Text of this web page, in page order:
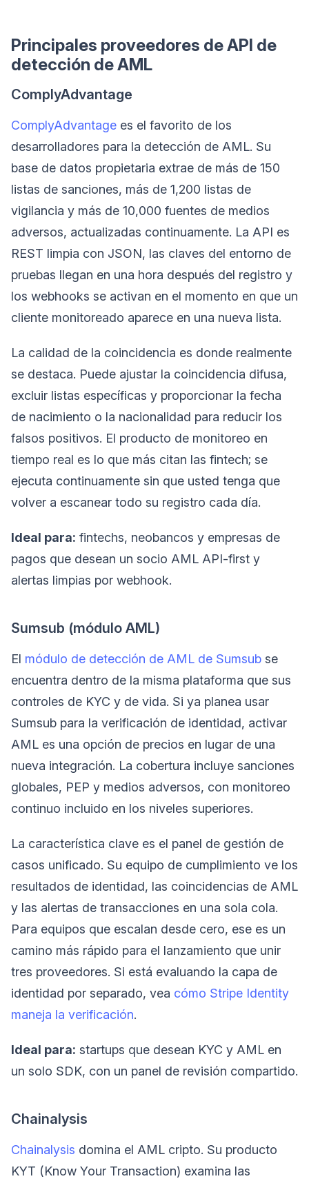
Principales proveedores de API de
detección de AML
ComplyAdvantage
ComplyAdvantage es el favorito de los
desarrolladores para la detección de AML. Su
base de datos propietaria extrae de más de 150
listas de sanciones, más de 1,200 listas de
vigilancia y más de 10,000 fuentes de medios
adversos, actualizadas continuamente. La API es
REST limpia con JSON, las claves del entorno de
pruebas llegan en una hora después del registro y
los webhooks se activan en el momento en que un
cliente monitoreado aparece en una nueva lista.
La calidad de la coincidencia es donde realmente
se destaca. Puede ajustar la coincidencia difusa,
excluir listas específicas y proporcionar la fecha
de nacimiento o la nacionalidad para reducir los
falsos positivos. El producto de monitoreo en
tiempo real es lo que más citan las fintech; se
ejecuta continuamente sin que usted tenga que
volver a escanear todo su registro cada día.
Ideal para: fintechs, neobancos y empresas de
pagos que desean un socio AML API-first y
alertas limpias por webhook.
Sumsub (módulo AML)
El módulo de detección de AML de Sumsub se
encuentra dentro de la misma plataforma que sus
controles de KYC y de vida. Si ya planea usar
Sumsub para la verificación de identidad, activar
AML es una opción de precios en lugar de una
nueva integración. La cobertura incluye sanciones
globales, PEP y medios adversos, con monitoreo
continuo incluido en los niveles superiores.
La característica clave es el panel de gestión de
casos unificado. Su equipo de cumplimiento ve los
resultados de identidad, las coincidencias de AML
y las alertas de transacciones en una sola cola.
Para equipos que escalan desde cero, ese es un
camino más rápido para el lanzamiento que unir
tres proveedores. Si está evaluando la capa de
identidad por separado, vea cómo Stripe Identity
maneja la verificación.
Ideal para: startups que desean KYC y AML en
un solo SDK, con un panel de revisión compartido.
Chainalysis
Chainalysis domina el AML cripto. Su producto
KYT (Know Your Transaction) examina las